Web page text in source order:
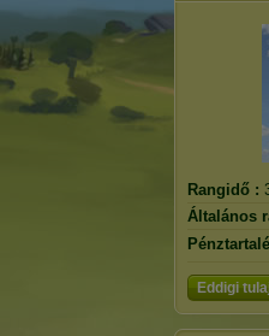
Rangidő :
Általános
Eddigi